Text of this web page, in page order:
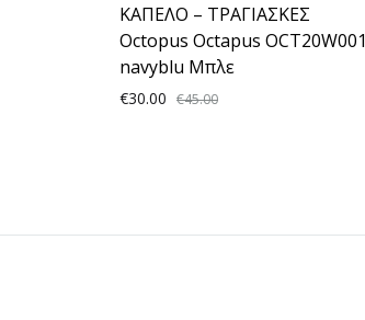
ΚΑΠΕΛΟ – ΤΡΑΓΙΑΣΚΕΣ
Octopus Octapus OCT20W001
navyblu Μπλε
€30.00 €45.00